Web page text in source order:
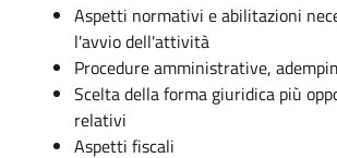
Aspetti normativi e abilitazioni
l'avvio dell'attività
Procedure amministrative,
Scelta della forma giuridica più
relativi
Aspetti fiscali